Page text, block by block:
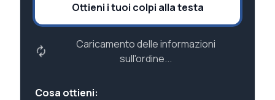
Ottieni i tuoi colpi alla testa
Caricamento delle informazioni
sull'ordine...
Cosa ottieni: